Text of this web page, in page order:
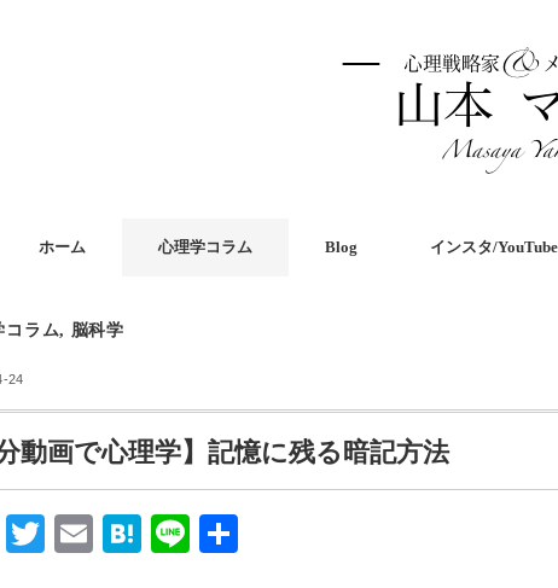
ホーム 心理学コラム Blog インスタ/YouTube
コラム, 脳科学
24
分動画で心理学】記憶に残る暗記方法
F
T
E
H
Li